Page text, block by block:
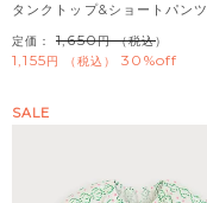
タンクトップ&ショートパンツ
定価： 1,650 （税込）
1,155 税込 30%off
SALE